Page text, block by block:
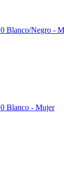
Blanco/Negro -
Blanco - Mujer